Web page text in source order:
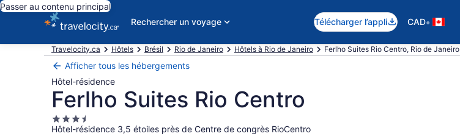
Passer au contenu principal
Rechercher un voyage
Télécharger l’appli CAD•
Travelocity.ca Hôtels Brésil Rio de Janeiro Hôtels à Rio de Janeiro Ferlho Suites Rio Centro, Rio de Janeiro
Afficher tous les hébergements
Hôtel-résidence
Ferlho Suites Rio Centro
Hébergement
3.5 étoiles
Hôtel-résidence 3,5 étoiles près de Centre de congrès RioCentro